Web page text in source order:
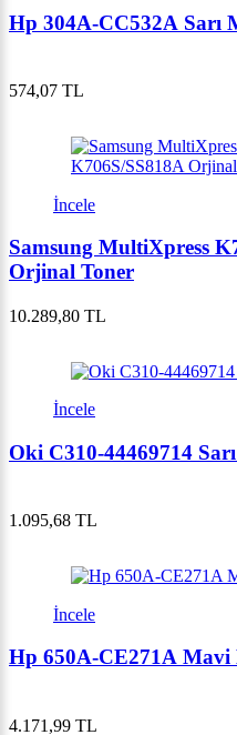
Hp 304A-CC532A Sarı
574,07 TL
İncele
Samsung MultiXpress
Orjinal Toner
10.289,80 TL
İncele
Oki C310-44469714
1.095,68 TL
İncele
Hp 650A-CE271A Mavi
4.171,99 TL